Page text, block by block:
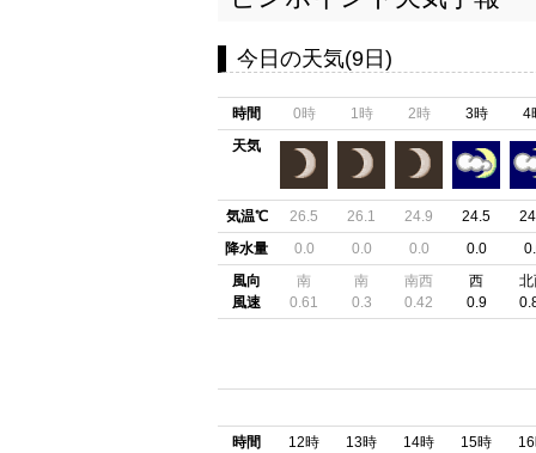
今日の天気(9日)
時間
天気
気温℃
降水量
風向
風速
0時
26.5
0.0
南
0.61
1時
26.1
0.0
南
0.3
2時
24.9
0.0
南西
0.42
3時
24.5
0.0
西
0.9
4
時間
12時 13時 14時 15時